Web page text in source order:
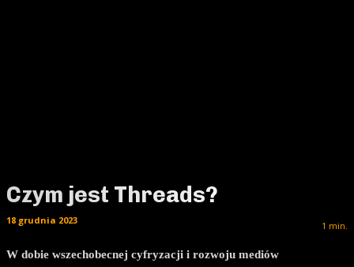
Czym jest Threads?
1 min.
18 grudnia 2023
W dobie wszechobecnej cyfryzacji i rozwoju mediów